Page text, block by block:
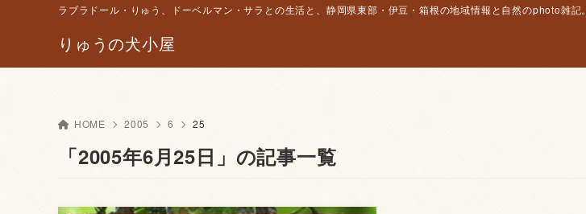
りゅうの犬小屋
ラブラドール・りゅう、ドーベルマン・サラとの生活と、静岡県東部・伊豆・箱根の地域情報と自然のphoto雑記。
HOME 2005 6 25
「2005年6月25日」の記事一覧